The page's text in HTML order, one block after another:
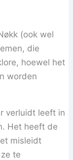
(ook wel
die
hoewel het
worden
verluidt leeft in
Het heeft de
misleidt
te